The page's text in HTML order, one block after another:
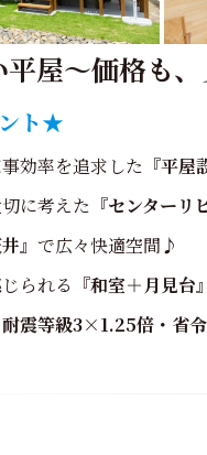
屋～価格も
ト★
効率を追求した 『平屋
に考えた 『センターリ
』 で広々快適空間♪
られる 『和室＋月見台』
耐震等級3×1.25倍・省令